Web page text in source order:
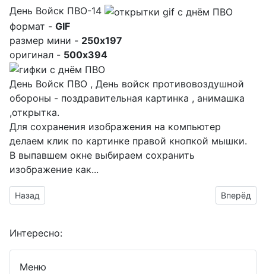
День Войск ПВО-14
формат - GIF
размер мини - 250x197
оригинал - 500x394
День Войск ПВО , День войск противовоздушной
обороны - поздравительная картинка , анимашка
,открытка.
Для сохранения изображения на компьютер
делаем клик по картинке правой кнопкой мышки.
В выпавшем окне выбираем сохранить
изображение как...
Предыдущий материал: анимация День войск
Назад Вперёд
Интересно:
Меню